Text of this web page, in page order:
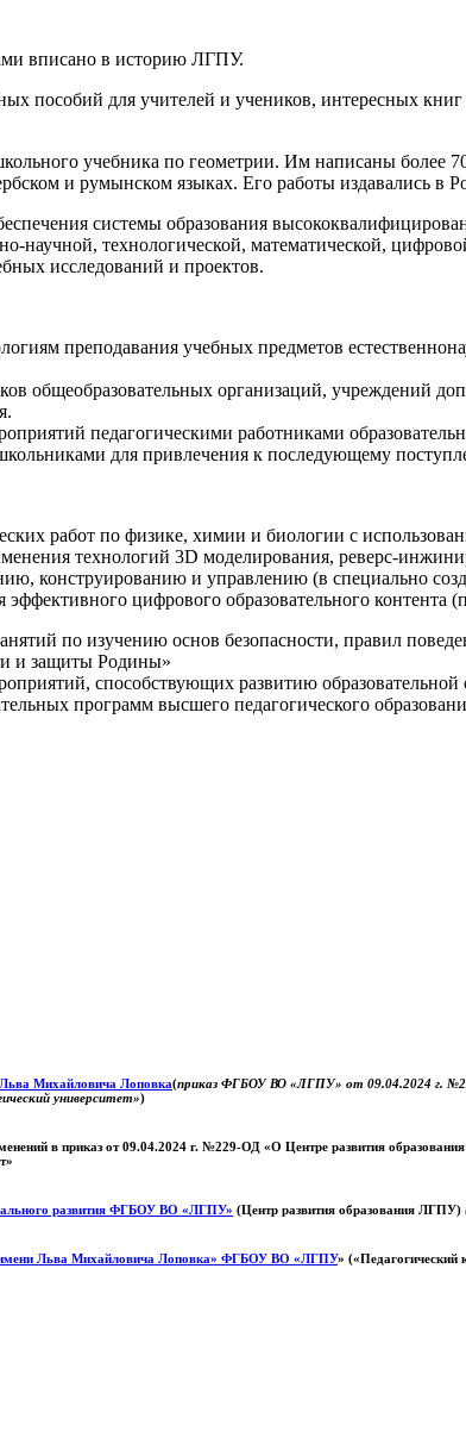
вписано в историю ЛГПУ.
пособий для учителей и учеников, интересных
учебника по геометрии. Им написаны более
и румынском языках. Его работы издавались в
системы образования
научной, технологической, математической,
исследований и проектов.
преподавания учебных предметов
общеобразовательных организаций, учреждений
педагогическими работниками
для привлечения к последующему
работ по физике, химии и биологии с
технологий 3D моделирования, реверс-
конструированию и управлению (в специально
эффективного цифрового образовательного
по изучению основ безопасности, правил
и защиты Родины»
способствующих развитию
программ высшего педагогического
Льва Михайловича Лоповка(приказ ФГБОУ ВО «ЛГПУ» от 09.04.2024 г.
университет»)
в приказ от 09.04.2024 г. №229-ОД «О Центре развития
развития ФГБОУ ВО «ЛГПУ» (Центр развития образования ЛГПУ)
Льва Михайловича Лоповка» ФГБОУ ВО «ЛГПУ»